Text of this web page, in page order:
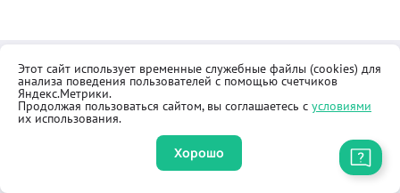
Контакты
Как купить
Общественная приёмная
Реквизиты
Оферта
Правила продажи товаров
Этот сайт использует временные служебные файлы (cookies) для
анализа поведения пользователей с помощью счетчиков
Яндекс.Метрики.
Продолжая пользоваться сайтом, вы соглашаетесь с условиями
их использования.
Хорошо